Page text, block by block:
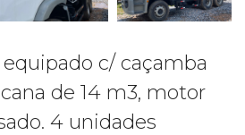
equipado c/ caçamba
de 14 m3, motor
4 unidades